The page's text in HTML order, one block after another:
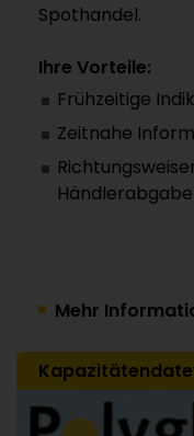
Spothandel.
Ihre Vorteile:
Frühzeitige
Zeitnahe
Mehr